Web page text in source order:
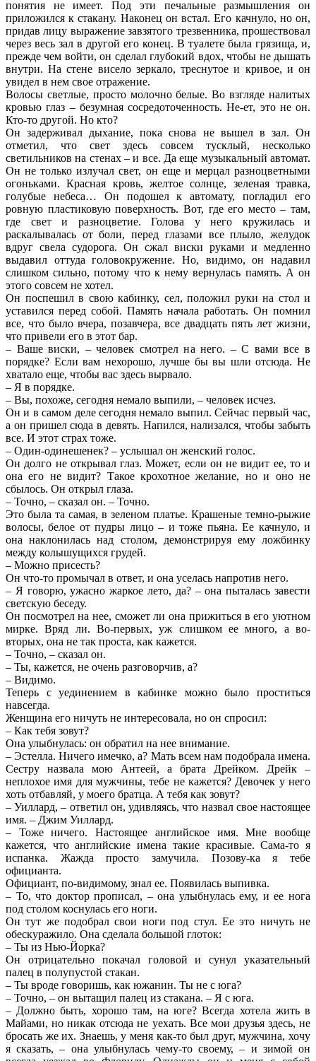
понятия не имеет. Под эти печальные размышления он
приложился к стакану. Наконец он встал. Его качнуло, но он,
придав лицу выражение завзятого трезвенника, прошествовал
через весь зал в другой его конец. В туалете была грязища, и,
прежде чем войти, он сделал глубокий вдох, чтобы не дышать
внутри. На стене висело зеркало, треснутое и кривое, и он
увидел в нем свое отражение.
Волосы светлые, просто молочно белые. Во взгляде налитых
кровью глаз – безумная сосредоточенность. Не-ет, это не он.
Кто-то другой. Но кто?
Он задерживал дыхание, пока снова не вышел в зал. Он
отметил, что свет здесь совсем тусклый, несколько
светильников на стенах – и все. Да еще музыкальный автомат.
Он не только излучал свет, он еще и мерцал разноцветными
огоньками. Красная кровь, желтое солнце, зеленая травка,
голубые небеса… Он подошел к автомату, погладил его
ровную пластиковую поверхность. Вот, где его место – там,
где свет и разноцветие. Голова у него кружилась и
раскалывалась от боли, перед глазами все плыло, желудок
вдруг свела судорога. Он сжал виски руками и медленно
выдавил оттуда головокружение. Но, видимо, он надавил
слишком сильно, потому что к нему вернулась память. А он
этого совсем не хотел.
Он поспешил в свою кабинку, сел, положил руки на стол и
уставился перед собой. Память начала работать. Он помнил
все, что было вчера, позавчера, все двадцать пять лет жизни,
что привели его в этот бар.
– Ваше виски, – человек смотрел на него. – С вами все в
порядке? Если вам нехорошо, лучше бы вы шли отсюда. Не
хватало еще, чтобы вас здесь вырвало.
– Я в порядке.
– Вы, похоже, сегодня немало выпили, – человек исчез.
Он и в самом деле сегодня немало выпил. Сейчас первый час,
а он пришел сюда в девять. Напился, нализался, чтобы забыть
все. И этот страх тоже.
– Один-одинешенек? – услышал он женский голос.
Он долго не открывал глаз. Может, если он не видит ее, то и
она его не видит? Такое крохотное желание, но и оно не
сбылось. Он открыл глаза.
– Точно, – сказал он. – Точно.
Это была та самая, в зеленом платье. Крашеные темно-рыжие
волосы, белое от пудры лицо – и тоже пьяна. Ее качнуло, и
она наклонилась над столом, демонстрируя ему ложбинку
между колышущихся грудей.
– Можно присесть?
Он что-то промычал в ответ, и она уселась напротив него.
– Я говорю, ужасно жаркое лето, да? – она пыталась завести
светскую беседу.
Он посмотрел на нее, сможет ли она прижиться в его уютном
мирке. Вряд ли. Во-первых, уж слишком ее много, а во-
вторых, она не так проста, как кажется.
– Точно, – сказал он.
– Ты, кажется, не очень разговорчив, а?
– Видимо.
Теперь с уединением в кабинке можно было проститься
навсегда.
Женщина его ничуть не интересовала, но он спросил:
– Как тебя зовут?
Она улыбнулась: он обратил на нее внимание.
– Эстелла. Ничего имечко, а? Мать всем нам подобрала имена.
Сестру назвала мою Антеей, а брата Дрейком. Дрейк –
неплохое имя для мужчины, тебе не кажется? Девочек у него
хоть отбавляй, у моего братца. А тебя как зовут?
– Уиллард, – ответил он, удивляясь, что назвал свое настоящее
имя. – Джим Уиллард.
– Тоже ничего. Настоящее английское имя. Мне вообще
кажется, что английские имена такие красивые. Сама-то я
испанка. Жажда просто замучила. Позову-ка я тебе
официанта.
Официант, по-видимому, знал ее. Появилась выпивка.
– То, что доктор прописал, – она улыбнулась ему, и ее нога
под столом коснулась его ноги.
Он тут же подобрал свои ноги под стул. Ее это ничуть не
обескуражило. Она сделала большой глоток:
– Ты из Нью-Йорка?
Он отрицательно покачал головой и сунул указательный
палец в полупустой стакан.
– Ты вроде говоришь, как южанин. Ты не с юга?
– Точно, – он вытащил палец из стакана. – Я с юга.
– Должно быть, хорошо там, на юге? Всегда хотела жить в
Майами, но никак отсюда не уехать. Все мои друзья здесь, не
бросать же их. Знаешь, у меня как-то был друг, мужчина, хочу
я сказать, – она улыбнулась чему-то своему, – и зимой он